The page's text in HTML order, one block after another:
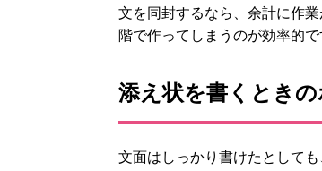
文を同封するなら、余計に作
階で作ってしまうのが効率的で
添え状を書くときの
文面はしっかり書けたとして